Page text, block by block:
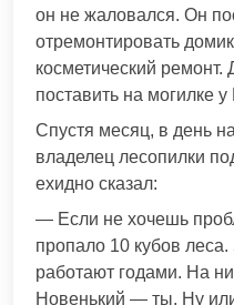
он не жаловался. Он
отремонтировать
косметический ремонт.
поставить на могилке
Спустя месяц, в день
владелец лесопилки
ехидно сказал:
— Если не хочешь
пропало 10 кубов
работают годами. На
Новенький — ты. Ну